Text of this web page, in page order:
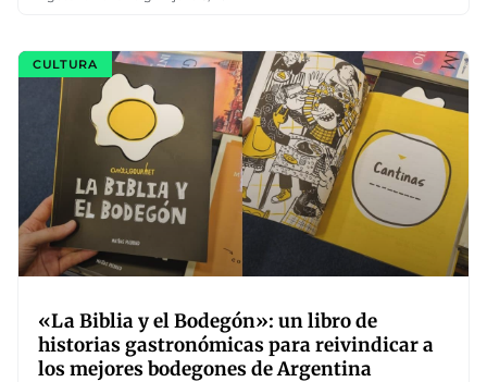
CULTURA
«La Biblia y el Bodegón»: un libro de
historias gastronómicas para reivindicar a
los mejores bodegones de Argentina